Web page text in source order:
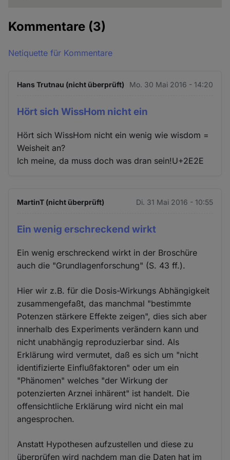
Kommentare (3)
Netiquette für Kommentare
Hans Trutnau (nicht überprüft) Mo. 30 Mai 2016 - 14:20
Hört sich WissHom nicht ein
Hört sich WissHom nicht ein wenig wie wisdom =
Weisheit an?
Ich meine, da muss doch was dran sein!U+2E2E
MartinT (nicht überprüft) Di. 31 Mai 2016 - 10:55
Ein wenig erschreckend wirkt
Ein wenig erschreckend wirkt in der Broschüre
auch die "Grundlagenforschung" (S. 43 ff.).
Hier wir z.B. für die Dosis-Wirkungs Abhängigkeit
zusammengefaßt, das manchmal "bestimmte
Potenzen stärkere Effekte zeigen", dies sich aber
innerhalb des Experiments verändern kann und
nicht unabhängig reproduzierbar sind. Als
Erklärung wird vermutet, daß es sich um "nicht
identifizierte Einflußfaktoren" oder um ein
"Phänomen" welches "der Wirkung der
potenzierten Arznei inhärent" ist handelt. Die
offensichtliche Erklärung wird nicht ein mal
angesprochen.
Anstatt Hypothesen aufzustellen und diese zu
überprüfen wird nachdem man die Daten hat im